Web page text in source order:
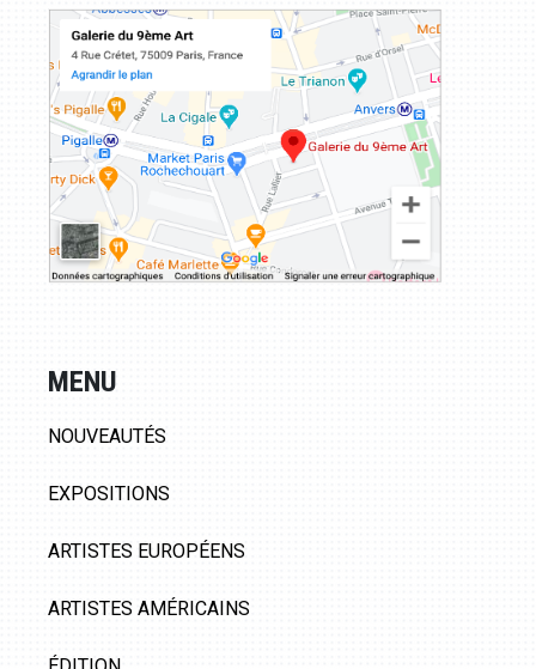
MENU
NOUVEAUTÉS
EXPOSITIONS
ARTISTES EUROPÉENS
ARTISTES AMÉRICAINS